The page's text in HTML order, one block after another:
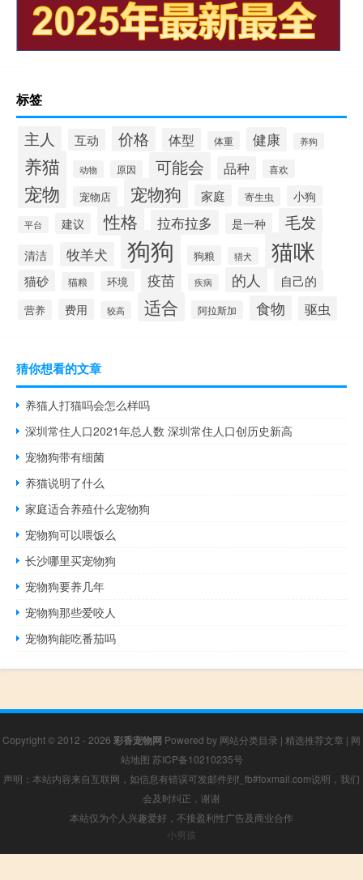
标签
主人 互动 价格 体型 体重 健康 养狗
养猫 动物 原因 可能会 品种 喜欢
宠物 宠物店 宠物狗 家庭 寄生虫 小狗
平台 建议 性格 拉布拉多 是一种 毛发
清洁 牧羊犬 狗狗 狗粮 猎犬 猫咪
猫砂 猫粮 环境 疫苗 疾病 的人 自己的
营养 费用 较高 适合 阿拉斯加 食物 驱虫
猜你想看的文章
养猫人打猫吗会怎么样吗
深圳常住人口2021年总人数 深圳常住人口创历史新高
宠物狗带有细菌
养猫说明了什么
家庭适合养殖什么宠物狗
宠物狗可以喂饭么
长沙哪里买宠物狗
宠物狗要养几年
宠物狗那些爱咬人
宠物狗能吃番茄吗
Copyright © 2012 - 2026 彩香宠物网 Powered by 网站分类目录 | 精选推荐文章 | 网
站地图 苏ICP备10210235号
声明：本站内容来自互联网，如信息有错误可发邮件到f_fb#foxmail.com说明，我们
会及时纠正，谢谢
本站仅为个人兴趣爱好，不接盈利性广告及商业合作
小男孩